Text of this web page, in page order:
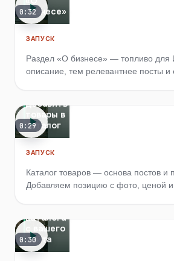
бизнесе»
0:32
ЗАПУСК
Раздел «О бизнесе» — топливо для
описание, тем релевантнее посты и
добавить
товары в
каталог
0:29
ЗАПУСК
Каталог товаров — основа постов и
Добавляем позицию с фото, ценой и
каталога
с вашего
сайта
0:30